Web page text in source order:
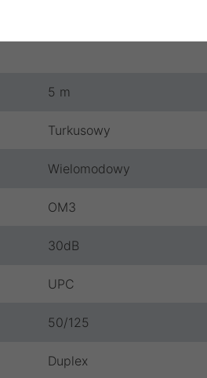
5 m
Turkusowy
Wielomodowy
OM3
30dB
UPC
50/125
Duplex